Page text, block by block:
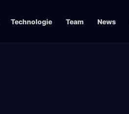
Technologie Team News